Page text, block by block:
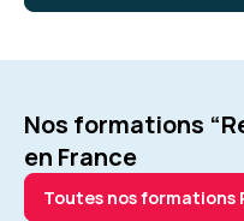
Nos formations
en France
Toutes nos formations